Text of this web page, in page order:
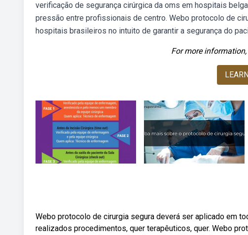
verificação de segurança cirúrgica da oms em hospitais
pressão entre profissionais de centro. Webo protocolo de
hospitais brasileiros no intuito de garantir a segurança do
For more
Webo protocolo de cirurgia segura deverá ser aplicado em
realizados procedimentos, quer terapêuticos, quer. Webo